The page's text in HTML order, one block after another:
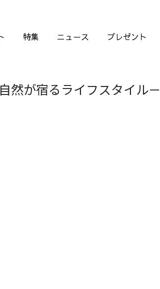
特集 ニュース プレゼント
然が宿るライフスタイル－